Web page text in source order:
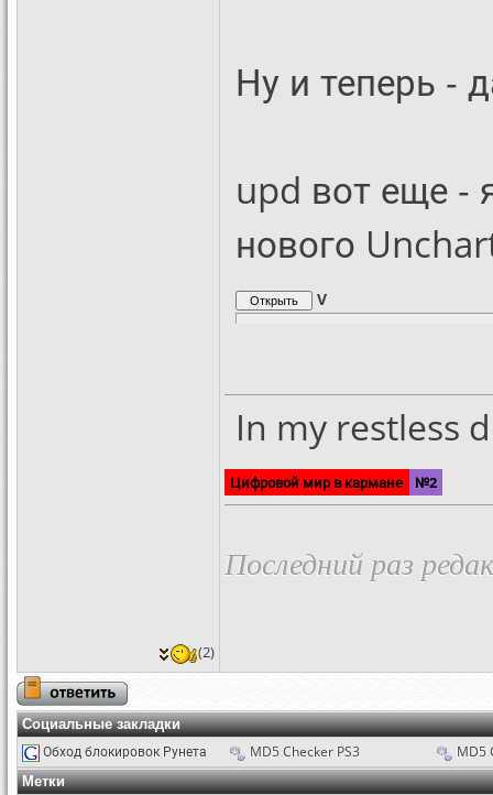
Ну и теперь -
upd вот еще -
нового
V
In my restless
Цифровой мир в кармане №2
Последний раз
(2)
Социальные закладки
Обход блокировок Рунета MD5 Checker PS3 MD5
Метки